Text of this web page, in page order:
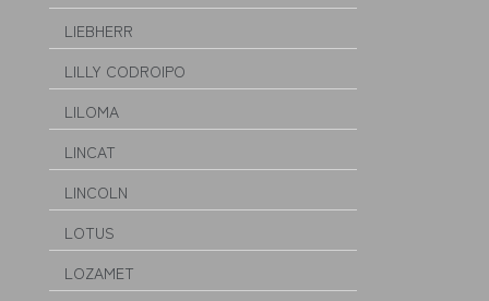
LIEBHERR
LILLY CODROIPO
LILOMA
LINCAT
LINCOLN
LOTUS
LOZAMET